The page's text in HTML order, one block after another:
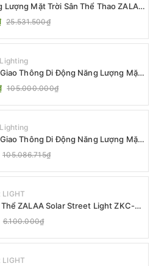
Lượng Mặt Trời Sân Thể Thao ZALAA
IP65 Cao Cấp
25.531.500₫
Thông Di Động Năng Lượng Mặt
300A-D
105.000.000₫
Thông Di Động Năng Lượng Mặt
409300C
105.086.715₫
LIGHT
ZALAA Solar Street Light ZKC-
All In One
6.100.000₫
LIGHT